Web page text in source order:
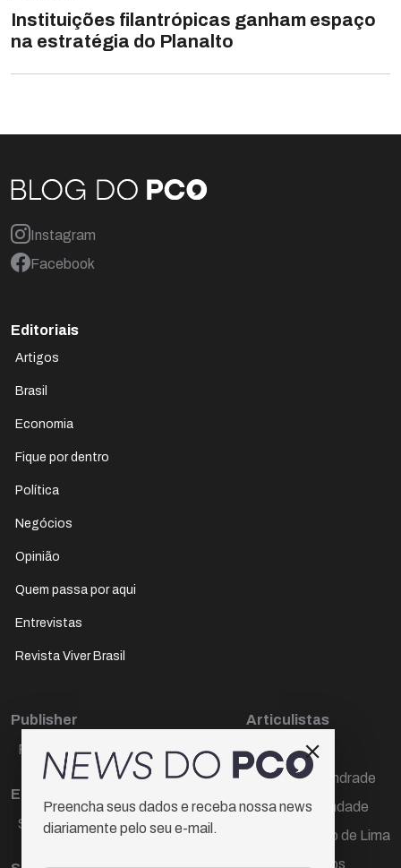
Instituições filantrópicas ganham espaço
na estratégia do Planalto
Instagram
Facebook
Editoriais
Artigos
Brasil
Economia
Fique por dentro
Política
Negócios
Opinião
Quem passa por aqui
Entrevistas
Revista Viver Brasil
Publisher
Paulo Cesar de Oliveira
Editora Chefe
Sueli Cotta
Articulistas
Décio Freire
Dr Marcos Andrade
Hamilton Trindade
Igor Carvalho de Lima
Mario Campos
Preencha seus dados e receba nossa news
diariamente pelo seu e-mail.